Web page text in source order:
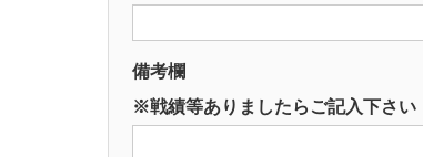
備考欄
※戦績等ありましたらご記入下さい